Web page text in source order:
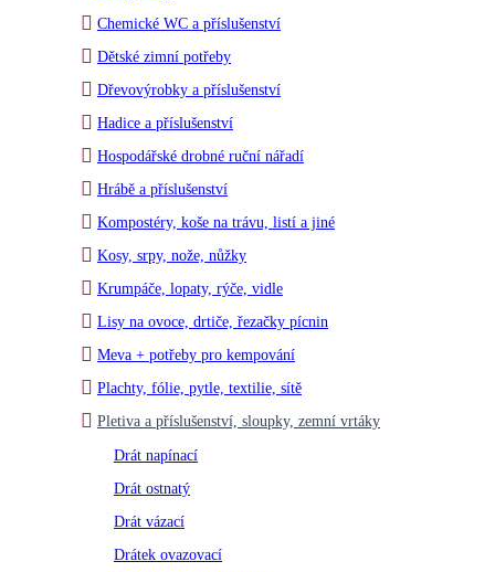
Chemické WC a příslušenství
Dětské zimní potřeby
Dřevovýrobky a příslušenství
Hadice a příslušenství
Hospodářské drobné ruční nářadí
Hrábě a příslušenství
Kompostéry, koše na trávu, listí a jiné
Kosy, srpy, nože, nůžky
Krumpáče, lopaty, rýče, vidle
Lisy na ovoce, drtiče, řezačky pícnin
Meva + potřeby pro kempování
Plachty, fólie, pytle, textilie, sítě
Pletiva a příslušenství, sloupky, zemní vrtáky
Drát napínací
Drát ostnatý
Drát vázací
Drátek ovazovací